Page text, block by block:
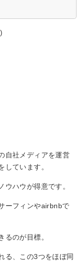
)
自社メディアを運営
しています。
ウハウが得意です。
ーフィンやairbnbで
るのが目標。
る、この3つをほぼ同